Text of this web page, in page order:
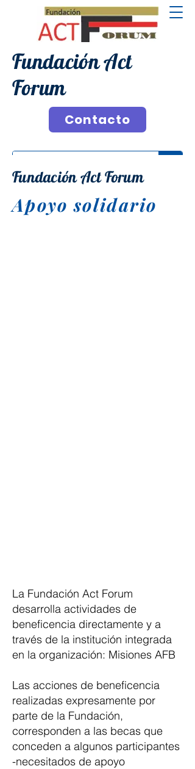
Fundación Act
Forum
Contacto
Fundación Act Forum
Apoyo solidario
La Fundación Act Forum
desarrolla actividades de
beneficencia directamente y a
través de la institución integrada
en la organización: Misiones AFB
Las acciones de beneficencia
realizadas expresamente por
parte de la Fundación,
corresponden a las becas que
conceden a algunos participantes
-necesitados de apoyo